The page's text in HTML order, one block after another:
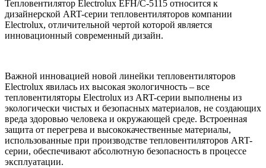
Тепловентилятор Electrolux EFH/C-5115 относится к
дизайнерской ART-серии тепловентиляторов компании
Electrolux, отличительной чертой которой является
инновационный современный дизайн.
Важной инновацией новой линейки тепловентиляторов
Electrolux явилась их высокая экологичность – все
тепловентиляторы Electrolux из ART-серии выполнены из
экологически чистых и безопасных материалов, не создающих
вреда здоровью человека и окружающей среде. Встроенная
защита от перегрева и высококачественные материалы,
использованные при производстве тепловентиляторов ART-
серии, обеспечивают абсолютную безопасность в процессе
эксплуатации.